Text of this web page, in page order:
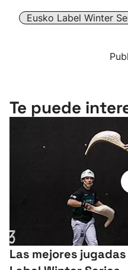
Eusko Label Winter
Te puede
Las mejores